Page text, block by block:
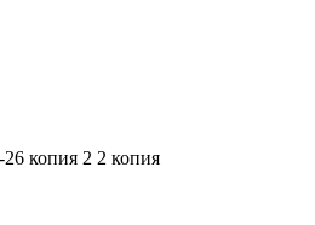
копия 2 2 копия